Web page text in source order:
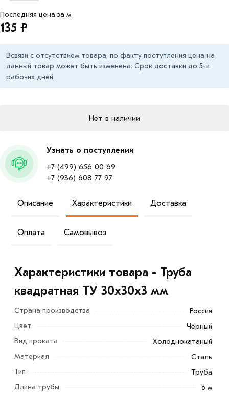
Последняя цена за м
135 ₽
Всвязи с отсутствием товара, по факту поступления цена на
данный товар может быть изменена. Срок доставки до 5-и
рабочих дней.
Нет в наличии
Узнать о поступлении
+7 (499) 656 00 69
+7 (936) 608 77 97
Описание Характеристики Доставка
Оплата Самовывоз
Характеристики товара - Труба
квадратная ТУ 30х30х3 мм
Страна производства
Россия
Цвет
Чёрный
Вид проката
Холоднокатаный
Материал
Сталь
Тип
Труба
Длина трубы
6 м